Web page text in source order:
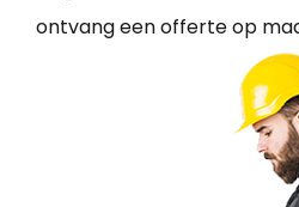
ontvang een offerte op